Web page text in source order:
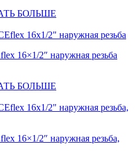
БОЛЬШЕ
16×1/2″ наружная резьба
БОЛЬШЕ
16×1/2″ наружная резьба,